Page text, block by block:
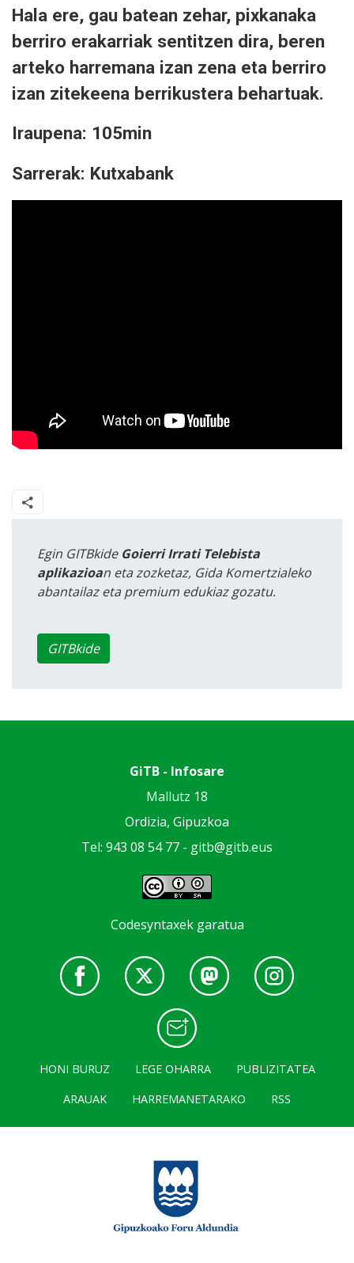
Hala ere, gau batean zehar, pixkanaka
berriro erakarriak sentitzen dira, beren
arteko harremana izan zena eta berriro
izan zitekeena berrikustera behartuak.
Iraupena: 105min
Sarrerak: Kutxabank
Egin GITBkide Goierri Irrati Telebista
aplikazioan eta zozketaz, Gida Komertzialeko
abantailaz eta premium edukiaz gozatu.
GITBkide
GiTB - Infosare
Mallutz 18
Ordizia, Gipuzkoa
Tel: 943 08 54 77 - gitb@gitb.eus
Codesyntaxek garatua
HONI BURUZ LEGE OHARRA
PUBLIZITATEA
ARAUAK
HARREMANETARAKO RSS